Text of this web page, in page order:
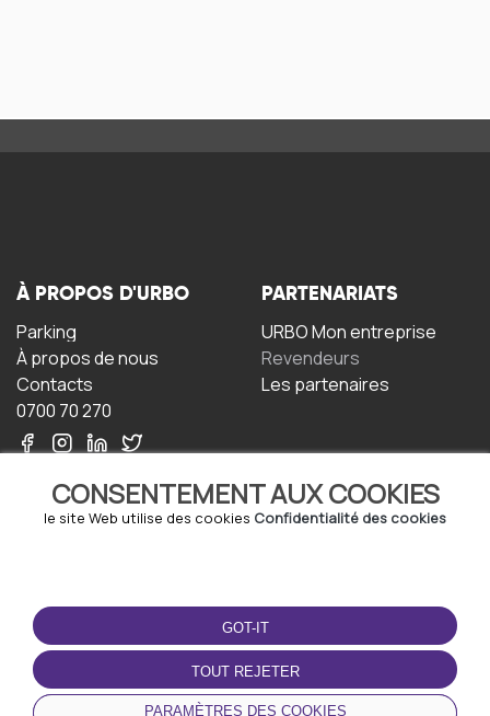
CONSENTEMENT AUX COOKIES
le site Web utilise des cookies Confidentialité des cookies
GOT-IT
TOUT REJETER
PARAMÈTRES DES COOKIES
À PROPOS D'URBO
Parking
À propos de nous
Contacts
0700 70 270
PARTENARIATS
URBO Mon entreprise
Revendeurs
Les partenaires
TERMS-OF-USE
Termes et conditions
Politique de confidentialité
Politique relative aux
cookies
TÉLÉCHARGEZ
L'APPLICATION